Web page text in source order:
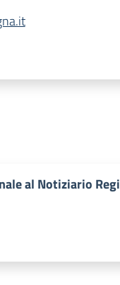
al Notiziario